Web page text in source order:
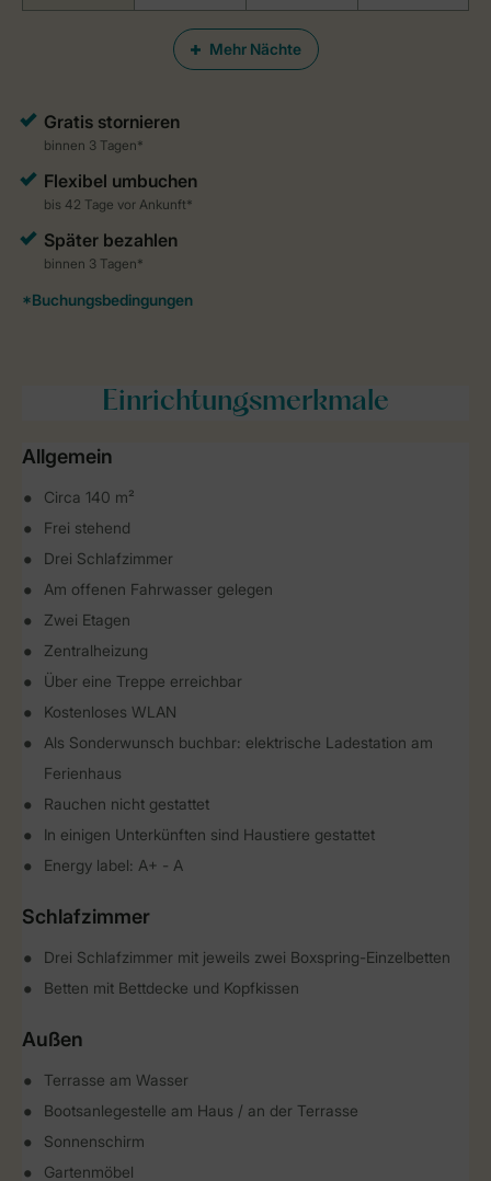
Mehr Nächte
Einrichtungsmerkmale
Allgemein
Circa 140 m²
Frei stehend
Drei Schlafzimmer
Am offenen Fahrwasser gelegen
Zwei Etagen
Zentralheizung
Über eine Treppe erreichbar
Kostenloses WLAN
Als Sonderwunsch buchbar: elektrische Ladestation am
Ferienhaus
Rauchen nicht gestattet
In einigen Unterkünften sind Haustiere gestattet
Energy label: A+ - A
Schlafzimmer
Drei Schlafzimmer mit jeweils zwei Boxspring-Einzelbetten
Betten mit Bettdecke und Kopfkissen
Außen
Terrasse am Wasser
Bootsanlegestelle am Haus / an der Terrasse
Sonnenschirm
Gartenmöbel